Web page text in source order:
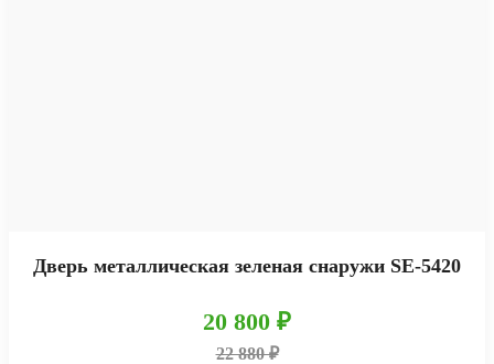
Дверь металлическая зеленая снаружи SE-5420
20 800 ₽
22 880 ₽